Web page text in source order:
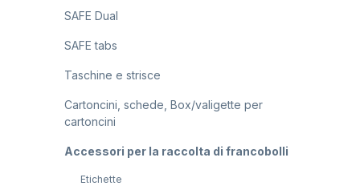
SAFE Dual
SAFE tabs
Taschine e strisce
Cartoncini, schede, Box/valigette per
cartoncini
Accessori per la raccolta di francobolli
Etichette